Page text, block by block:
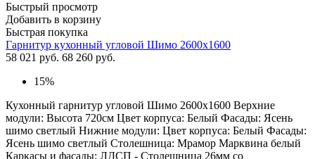
Быстрый просмотр
Добавить в корзину
Быстрая покупка
Гарнитур кухонный угловой Шимо 2600х1600
58 021 руб. 68 260 руб.
15%
Кухонный гарнитур угловой Шимо 2600х1600 Верхние
модули: Высота 720см Цвет корпуса: Белый Фасады: Ясень
шимо светлый Нижние модули: Цвет корпуса: Белый Фасады:
Ясень шимо светлый Столешница: Мрамор Марквина белый
Каркасы и фасады: ЛДСП - Столешница 26мм со